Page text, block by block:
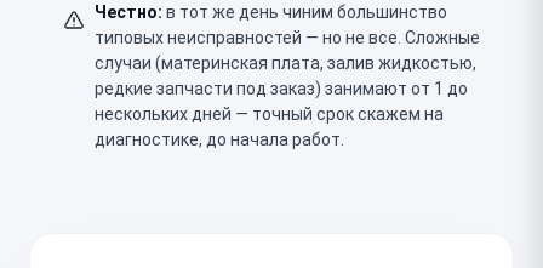
Честно: в тот же день чиним большинство
типовых неисправностей — но не все. Сложные
случаи (материнская плата, залив жидкостью,
редкие запчасти под заказ) занимают от 1 до
нескольких дней — точный срок скажем на
диагностике, до начала работ.